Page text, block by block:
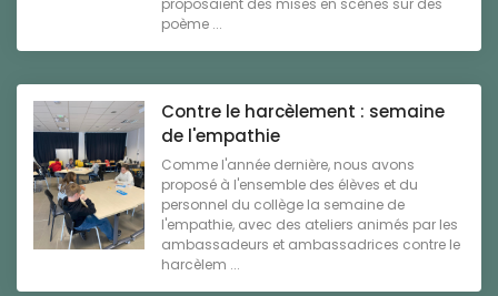
proposaient des mises en scènes sur des
poème ...
Contre le harcèlement : semaine
de l'empathie
Comme l'année dernière, nous avons
proposé à l'ensemble des élèves et du
personnel du collège la semaine de
l'empathie, avec des ateliers animés par les
ambassadeurs et ambassadrices contre le
harcèlem ...